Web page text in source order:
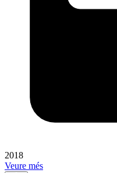
2018
Veure més